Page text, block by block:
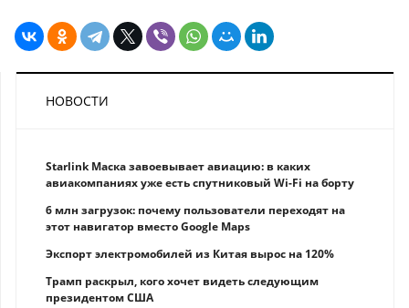
НОВОСТИ
Starlink Маска завоевывает авиацию: в каких
авиакомпаниях уже есть спутниковый Wi-Fi на борту
6 млн загрузок: почему пользователи переходят на
этот навигатор вместо Google Maps
Экспорт электромобилей из Китая вырос на 120%
Трамп раскрыл, кого хочет видеть следующим
президентом США